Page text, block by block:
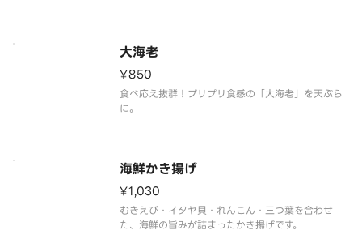
大海老
¥850
食べ応え抜群！プリプリ食感の「大海老」を天ぷら
に。
海鮮かき揚げ
¥1,030
むきえび・イタヤ貝・れんこん・三つ葉を合わせ
た、海鮮の旨みが詰まったかき揚げです。